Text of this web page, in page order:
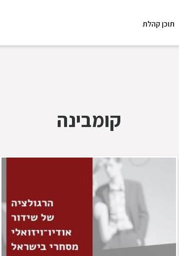
תוכן קהלת
קומבינה